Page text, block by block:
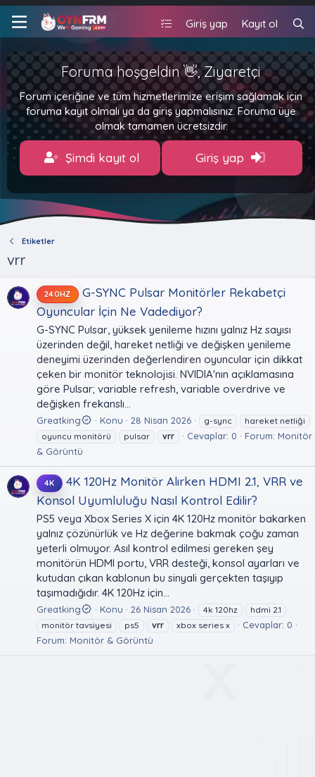
Giriş yap Kayıt ol
Foruma hoşgeldin 👋, Ziyaretçi
Forum içeriğine ve tüm hizmetlerimize erişim sağlamak için
foruma kayıt olmalı ya da giriş yapmalısınız. Foruma üye
olmak tamamen ücretsizdir.
Şimdi kayıt ol Giriş yap
Etiketler
vrr
240HZ
G-SYNC Pulsar Monitörler Rekabetçi
Oyuncular İçin Ne Vadediyor?
G-SYNC Pulsar, yüksek yenileme hızını yalnız Hz sayısı
üzerinden değil, hareket netliği ve değişken yenileme
deneyimi üzerinden değerlendiren oyuncular için dikkat
çeken bir monitör teknolojisi. NVIDIA'nın açıklamasına
göre Pulsar; variable refresh, variable overdrive ve
değişken frekanslı...
Greatking Konu 28 Nisan 2026 g-sync
hareket netliği
oyuncu monitörü
pulsar vrr Cevaplar: 0 Forum: Monitör
& Görüntü
4K
4K 120Hz Monitör Alırken HDMI 2.1, VRR ve
Konsol Uyumluluğu Nasıl Kontrol Edilir?
PS5 veya Xbox Series X için 4K 120Hz monitör bakarken
yalnız çözünürlük ve Hz değerine bakmak çoğu zaman
yeterli olmuyor. Asıl kontrol edilmesi gereken şey
monitörün HDMI portu, VRR desteği, konsol ayarları ve
kutudan çıkan kablonun bu sinyali gerçekten taşıyıp
taşımadığıdır. 4K 120Hz için...
Greatking Konu 26 Nisan 2026 4k 120hz
hdmi 2.1
monitör tavsiyesi
ps5 vrr xbox series x
Cevaplar: 0
Forum: Monitör & Görüntü